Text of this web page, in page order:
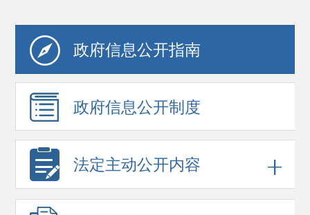
政府信息公开指南
政府信息公开制度
法定主动公开内容